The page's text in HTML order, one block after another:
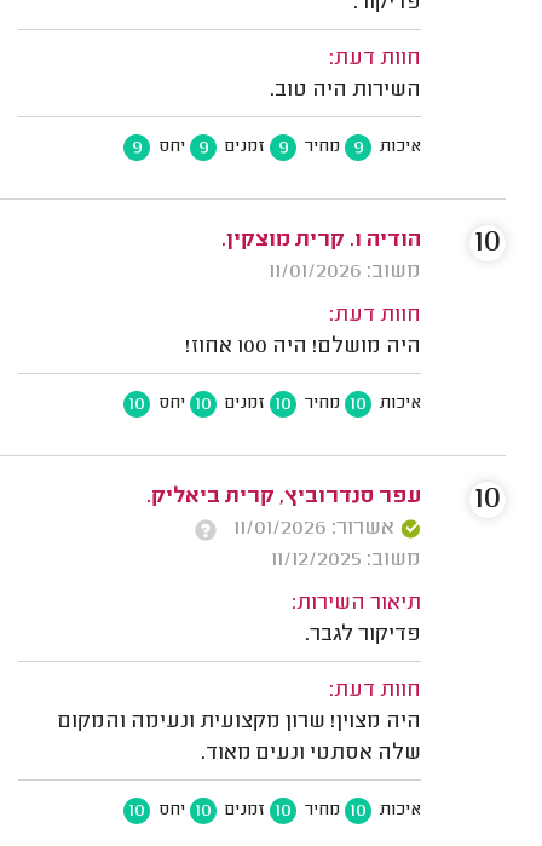
חוות דעת:
השירות היה טוב.
איכות 9 מחיר 9 זמנים 9 יחס 9
הודיה ו. קרית מוצקין.
משוב: 11/01/2026
חוות דעת:
היה מושלם! היה 100 אחוז!
איכות 10 מחיר 10 זמנים 10 יחס 10
10
עפר סנדרוביץ, קרית ביאליק.
אשרור: 11/01/2026
משוב: 11/12/2025
תיאור השירות:
פדיקור לגבר.
חוות דעת:
היה מצוין! שרון מקצועית ונעימה והמקום
שלה אסתטי ונעים מאוד.
איכות 10 מחיר 10 זמנים 10 יחס 10
10